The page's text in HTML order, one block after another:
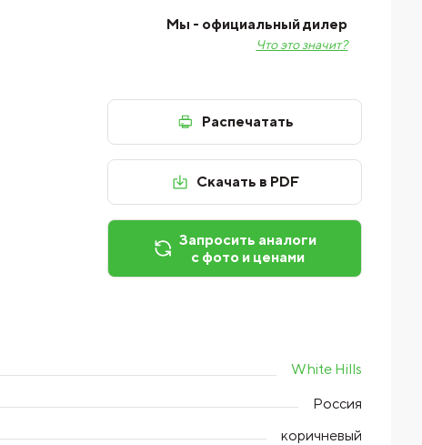
Мы - официальный дилер
Что это значит?
Распечатать
Скачать в PDF
Запросить аналоги
с фото и ценами
White Hills
Россия
коричневый